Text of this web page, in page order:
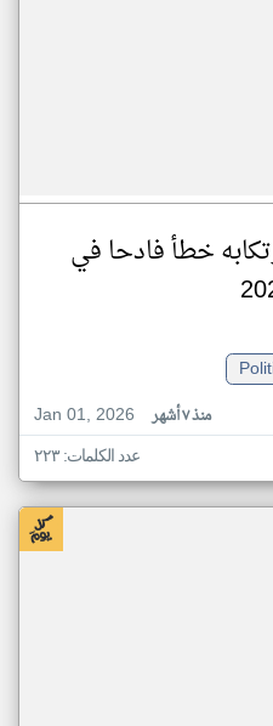
خطأ فادحا في
Jan 01, 2026
منذ ٧ أشهر
عدد الكلمات: ٢٢٣